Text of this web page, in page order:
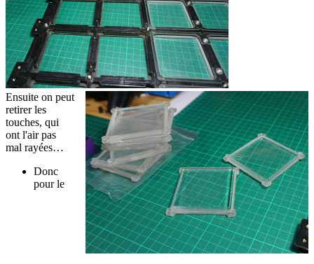
Ensuite on peut
retirer les
touches, qui
ont l'air pas
mal rayées…
Donc
pour le